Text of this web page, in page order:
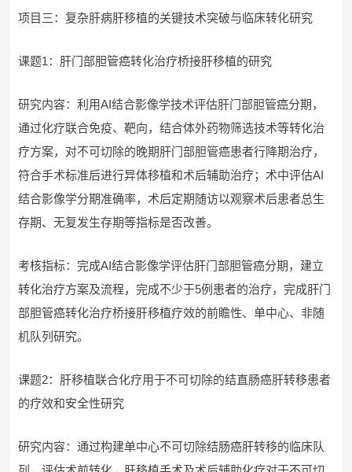
项目三：复杂肝病肝移植的关键技术突破与临床转化研究
课题1：肝门部胆管癌转化治疗桥接肝移植的研究
研究内容：利用AI结合影像学技术评估肝门部胆管癌分期，
通过化疗联合免疫、靶向，结合体外药物筛选技术等转化治
疗方案，对不可切除的晚期肝门部胆管癌患者行降期治疗，
符合手术标准后进行异体移植和术后辅助治疗；术中评估AI
结合影像学分期准确率，术后定期随访以观察术后患者总生
存期、无复发生存期等指标是否改善。
考核指标：完成AI结合影像学评估肝门部胆管癌分期，建立
转化治疗方案及流程，完成不少于5例患者的治疗，完成肝门
部胆管癌转化治疗桥接肝移植疗效的前瞻性、单中心、非随
机队列研究。
课题2：肝移植联合化疗用于不可切除的结直肠癌肝转移患者
的疗效和安全性研究
研究内容：通过构建单中心不可切除结肠癌肝转移的临床队